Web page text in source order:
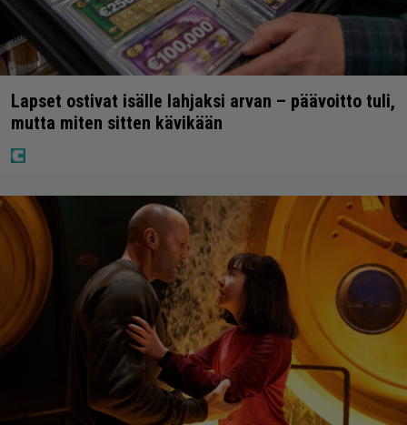
Lapset ostivat isälle lahjaksi arvan – päävoitto tuli,
mutta miten sitten kävikään